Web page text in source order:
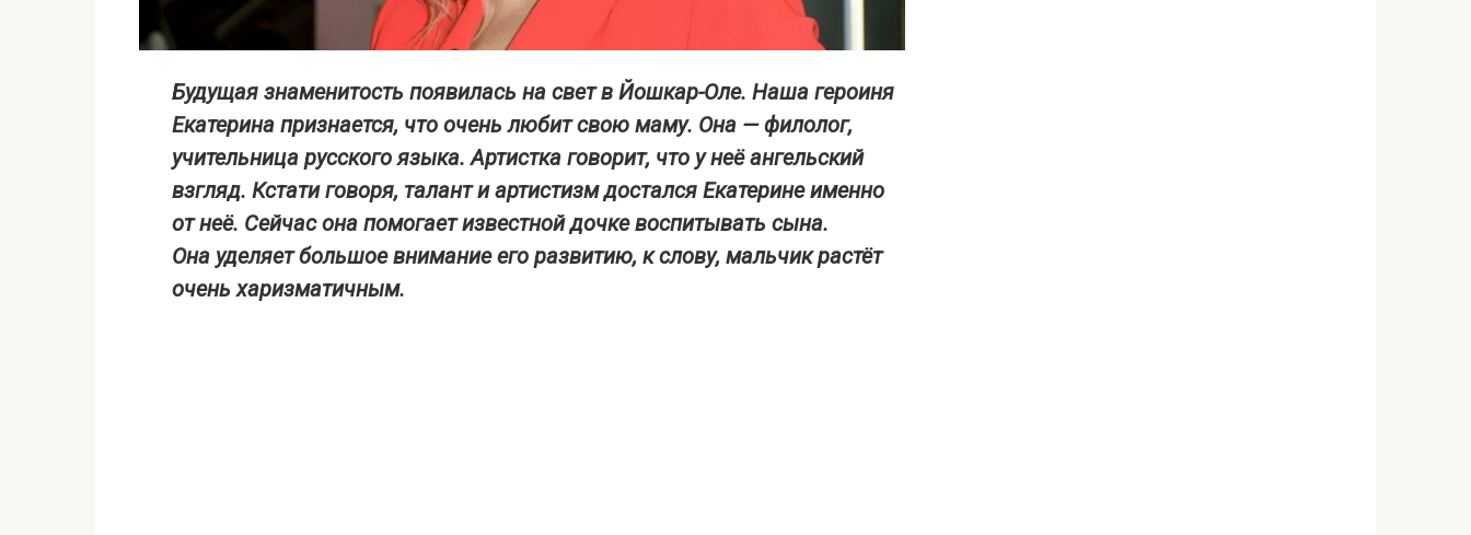
Будущая знаменитость появилась на свет в Йошкар-Оле. Наша героиня
Екатерина признается, что очень любит свою маму. Она — филолог,
учительница русского языка. Артистка говорит, что у неё ангельский
взгляд. Кстати говоря, талант и артистизм достался Екатерине именно
от неё. Сейчас она помогает известной дочке воспитывать сына.
Она уделяет большое внимание его развитию, к слову, мальчик растёт
очень харизматичным.